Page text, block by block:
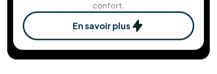
maximale.
En savoir plus